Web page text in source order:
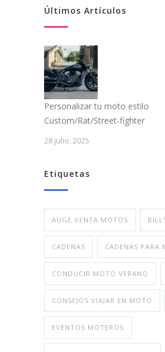
Últimos Artículos
Personalizar tu moto estilo
Custom/Rat/Street-fighter
28 julio, 2025
Etiquetas
AUGE VENTA MOTOS
CADENAS CADENAS PARA
CONDUCIR MOTO VERANO
CONSEJOS VIAJAR EN MOTO
EVENTOS MOTEROS